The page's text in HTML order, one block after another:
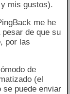
mis gustos).
me he
de que su
, por las
de
(el
se puede enviar